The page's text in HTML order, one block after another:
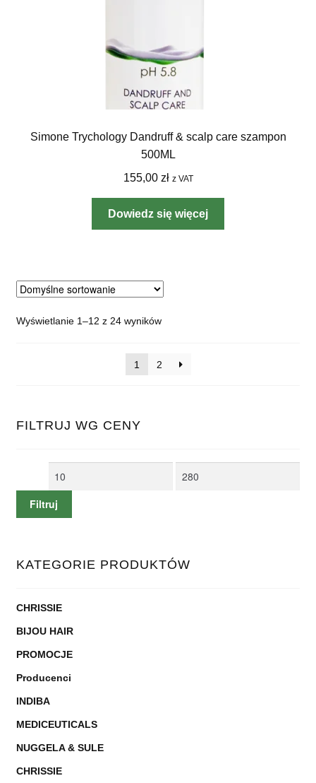
Simone Trychology Dandruff & scalp care szampon
500ML
155,00 zł z VAT
Dowiedz się więcej
Wyświetlanie 1–12 z 24 wyników
1 2
FILTRUJ WG CENY
Cena Cena
Filtruj
KATEGORIE PRODUKTÓW
CHRISSIE
BIJOU HAIR
PROMOCJE
Producenci
INDIBA
MEDICEUTICALS
NUGGELA & SULE
CHRISSIE